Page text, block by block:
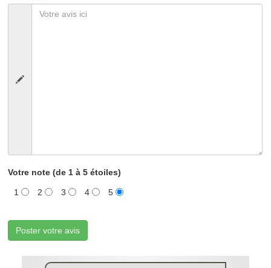
Votre note (de 1 à 5 étoiles)
1 2 3 4 5
Poster votre avis